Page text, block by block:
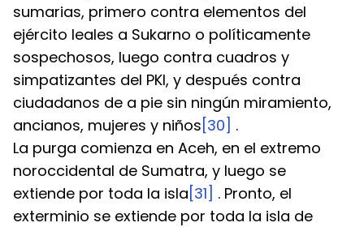
sumarias, primero contra elementos del
ejército leales a Sukarno o políticamente
sospechosos, luego contra cuadros y
simpatizantes del PKI, y después contra
ciudadanos de a pie sin ningún miramiento,
ancianos, mujeres y niños [30] .
La purga comienza en Aceh, en el extremo
noroccidental de Sumatra, y luego se
extiende por toda la isla [31] . Pronto, el
exterminio se extiende por toda la isla de